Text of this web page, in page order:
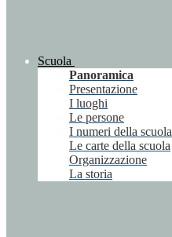
Scuola
Panoramica
Presentazione
I luoghi
Le persone
I numeri della scuola
Le carte della scuola
Organizzazione
La storia